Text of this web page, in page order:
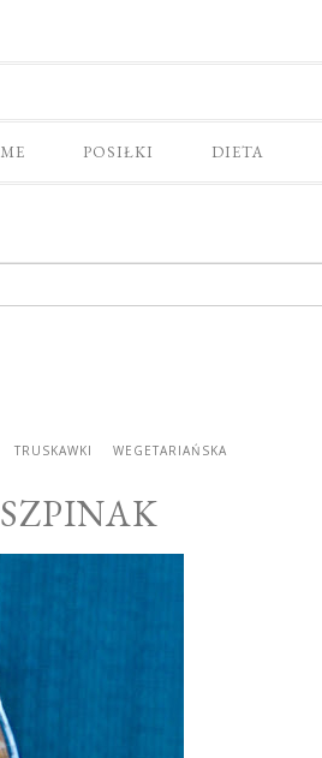
POSIŁKI DIETA
TRUSKAWKI WEGETARIAŃSKA